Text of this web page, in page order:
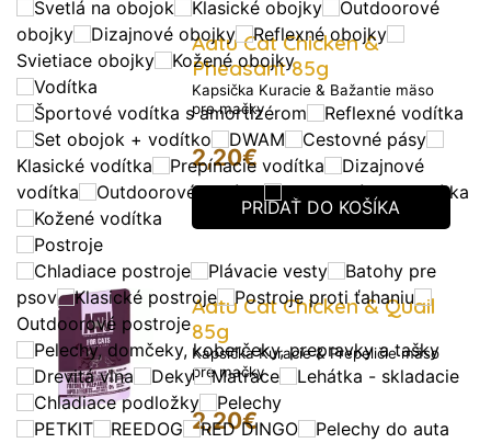
Svetlá na obojok
Klasické obojky
Outdoorové
obojky
Dizajnové obojky
Reflexné obojky
Svietiace obojky
Kožené obojky
Vodítka
Športové vodítka s amortizérom
Reflexné vodítka
Set obojok + vodítko
DWAM
Cestovné pásy
Klasické vodítka
Prepínacie vodítka
Dizajnové
vodítka
Outdoorové vodítka
Samonavíjacie vodítka
Kožené vodítka
Postroje
Chladiace postroje
Plávacie vesty
Batohy pre
psov
Klasické postroje
Postroje proti ťahaniu
Outdoorové postroje
Pelechy, domčeky, koberčeky, prepravky a tašky
Drevitá vlna
Deky Matrace
Lehátka - skladacie
Chladiace podložky
Pelechy
PETKIT
REEDOG RED DINGO
Pelechy do auta
Aatu Cat Chicken &
Pheasant 85g
Kapsička Kuracie & Bažantie mäso
pre mačky
2,20€
PRIDAŤ DO KOŠÍKA
Aatu Cat Chicken & Quail
85g
Kapsička Kuracie & Prepeličie mäso
pre mačky
2,20€